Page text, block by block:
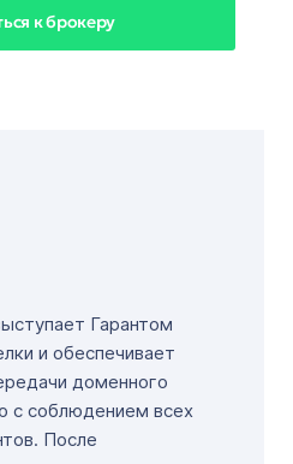
к брокеру
Гарантом
и обеспечивает
доменного
с соблюдением всех
После